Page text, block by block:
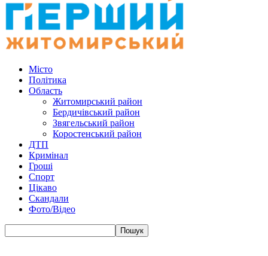
Місто
Політика
Область
Житомирський район
Бердичівський район
Звягельський район
Коростенський район
ДТП
Кримінал
Гроші
Спорт
Цікаво
Скандали
Фото/Відео